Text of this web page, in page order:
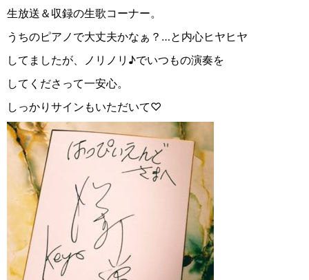
生放送＆収録の生歌コーナー。
うちのピアノで大丈夫かなぁ？…と内心ヒヤヒヤ
してましたが、ノリノリ♪でいつもの演奏を
してくださって一安心。
しっかりサインもいただいて♡